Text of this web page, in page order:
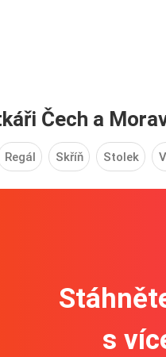
Čech a
Regál Skříň Stolek
s